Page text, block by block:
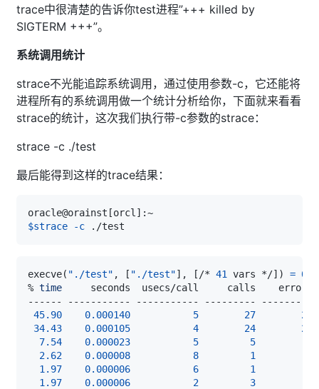
trace中很清楚的告诉你test进程”+++ killed by
SIGTERM +++”。
系统调用统计
strace不光能追踪系统调用，通过使用参数-c，它还能将
进程所有的系统调用做一个统计分析给你，下面就来看看
strace的统计，这次我们执行带-c参数的strace：
strace -c ./test
最后能得到这样的trace结果：
oracle@orainst [orcl ]
$strace
-c
execve( "./test" , [ "./test"] , [ /* 41 vars */] ) = 0
% time
45.90 0.000140 5 27 25
34.43
0.000105 4 24
21
7.54
0.000023 5
5
2.62
0.000008 8
1
1.97
0.000006 6 1
1.97
0.000006 2
3